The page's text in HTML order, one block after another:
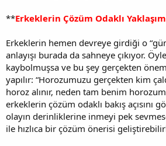
**Erkeklerin Çözüm Odaklı
Erkeklerin hemen devreye girdiği o
anlayışı burada da sahneye çıkıyor.
kaybolmuşsa ve bu şey gerçekten
yapılır: “Horozumuzu gerçekten kim
horoz alınır, neden tam benim
erkeklerin çözüm odaklı bakış açısını
olayın derinliklerine inmeyi pek
ile hızlıca bir çözüm önerisi